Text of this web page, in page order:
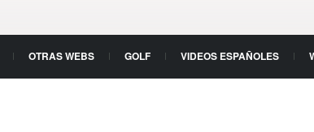
OTRAS WEBS GOLF VIDEOS ESPAÑOLES